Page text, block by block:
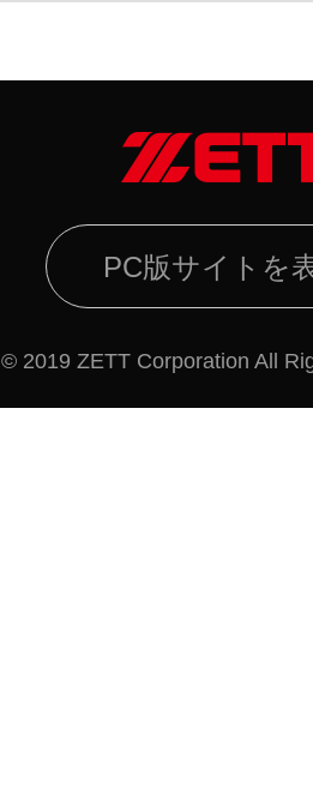
PC版サイトを
© 2019 ZETT Corporation All